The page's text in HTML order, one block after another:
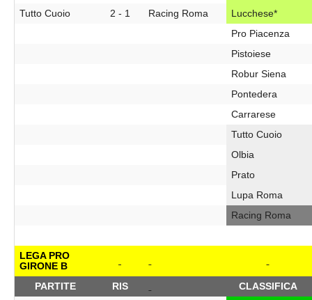
Tutto Cuoio
2 - 1 Racing Roma
Lucchese*
Pro Piacenza
Pistoiese
Robur Siena
Pontedera
Carrarese
Tutto Cuoio
Olbia
Prato
Lupa Roma
Racing Roma
LEGA PRO
GIRONE B
PARTITE
RIS
CLASSIFICA